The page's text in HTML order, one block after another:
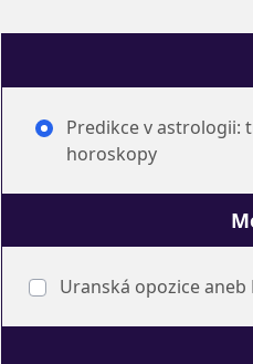
Predikce v astrologii:
horoskopy
Uranská opozice